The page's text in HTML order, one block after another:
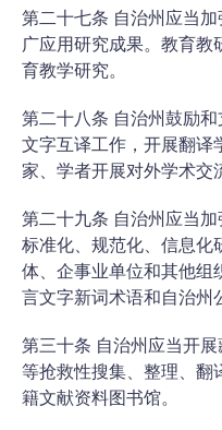
第二十七条 自治州应当
广应用研究成果。教育
育教学研究。
第二十八条 自治州鼓励
文字互译工作，开展翻
家、学者开展对外学术交
第二十九条 自治州应当
标准化、规范化、信息
体、企事业单位和其他
言文字新词术语和自治州
第三十条 自治州应当开
等抢救性搜集、整理、
籍文献资料图书馆。